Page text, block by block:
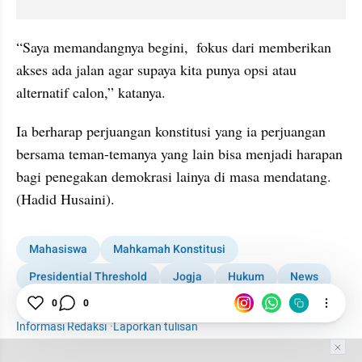
“Saya memandangnya begini,  fokus dari memberikan
akses ada jalan agar supaya kita punya opsi atau
alternatif calon,” katanya.
Ia berharap perjuangan konstitusi yang ia perjuangan
bersama teman-temanya yang lain bisa menjadi harapan
bagi penegakan demokrasi lainya di masa mendatang.
(Hadid Husaini).
Mahasiswa
Mahkamah Konstitusi
Presidential Threshold
Jogja Hukum
News
Kabar Daerah
UU Pemilu Digugat
Informasi Redaksi·Laporkan tulisan
0 0